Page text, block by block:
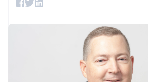
utente
Report
personalizzati
Data Pipeline
Sincronizzazione
dei dati
Per settore
Offrire addebiti in
all'utilizzo
Emettere carte
garantite da stablecoin
Esegui il provisioning e
gestisci i servizi con gli
Conferenza annuale
Sessions
Lavora con noi
Sala stampa
Stripe Press